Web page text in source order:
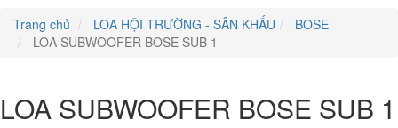
Trang chủ
LOA HỘI TRƯỜNG - SÂN KHẤU
BOSE
LOA SUBWOOFER BOSE SUB 1
LOA SUBWOOFER BOSE SUB 1